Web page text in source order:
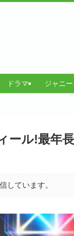
ドラマ ジャニ
ール!最年
しています。